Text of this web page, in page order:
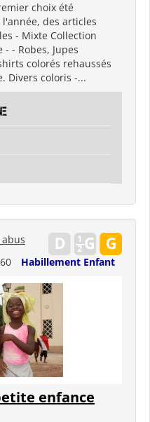
choix été
des articles
- Mixte Collection
- Robes, Jupes
colorés rehaussés
Divers coloris -...
Habillement Enfant
enfance